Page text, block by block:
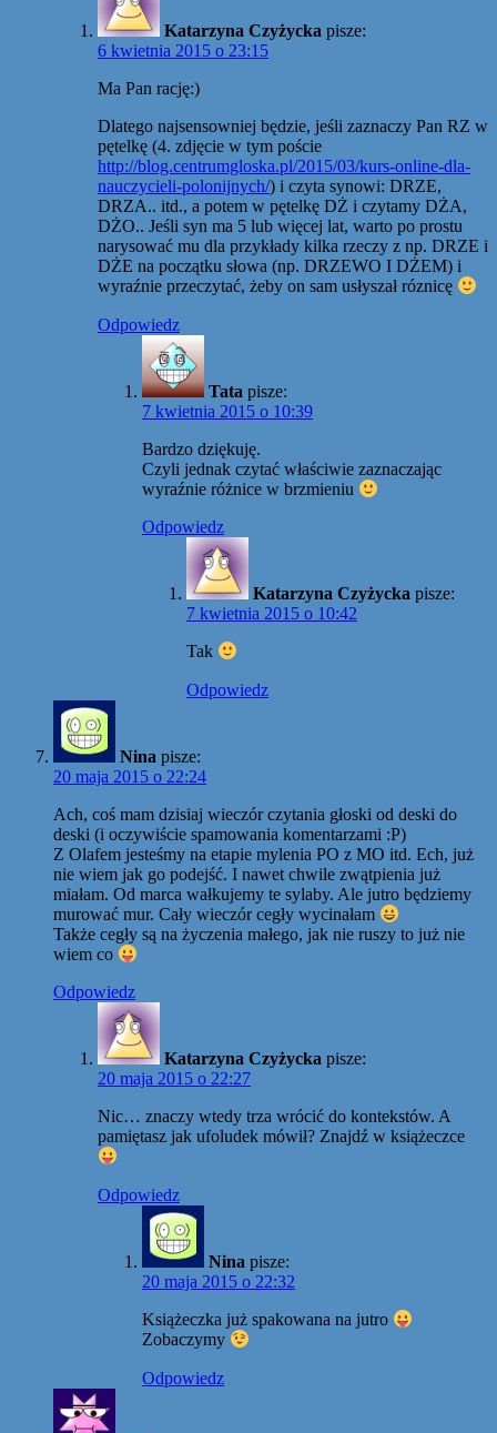
Katarzyna Czyżycka pisze:
6 kwietnia 2015 o 23:15
Ma Pan rację:)
Dlatego najsensowniej będzie, jeśli zaznaczy Pan RZ w
pętelkę (4. zdjęcie w tym poście
http://blog.centrumgloska.pl/2015/03/kurs-online-dla-
nauczycieli-polonijnych/) i czyta synowi: DRZE,
DRZA.. itd., a potem w pętelkę DŻ i czytamy DŻA,
DŻO.. Jeśli syn ma 5 lub więcej lat, warto po prostu
narysować mu dla przykłady kilka rzeczy z np. DRZE i
DŻE na początku słowa (np. DRZEWO I DŻEM) i
wyraźnie przeczytać, żeby on sam usłyszał róznicę
Odpowiedz
Tata pisze:
7 kwietnia 2015 o 10:39
Bardzo dziękuję.
Czyli jednak czytać właściwie zaznaczając
wyraźnie różnice w brzmieniu
Odpowiedz
Katarzyna Czyżycka pisze:
7 kwietnia 2015 o 10:42
Tak
Odpowiedz
Nina pisze:
20 maja 2015 o 22:24
Ach, coś mam dzisiaj wieczór czytania głoski od deski do
deski (i oczywiście spamowania komentarzami :P)
Z Olafem jesteśmy na etapie mylenia PO z MO itd. Ech, już
nie wiem jak go podejść. I nawet chwile zwątpienia już
miałam. Od marca wałkujemy te sylaby. Ale jutro będziemy
murować mur. Cały wieczór cegły wycinałam
Także cegły są na życzenia małego, jak nie ruszy to już nie
wiem co
Odpowiedz
Katarzyna Czyżycka pisze:
20 maja 2015 o 22:27
Nic… znaczy wtedy trza wrócić do kontekstów. A
pamiętasz jak ufoludek mówił? Znajdź w książeczce
Odpowiedz
Nina pisze:
20 maja 2015 o 22:32
Książeczka już spakowana na jutro
Zobaczymy
Odpowiedz